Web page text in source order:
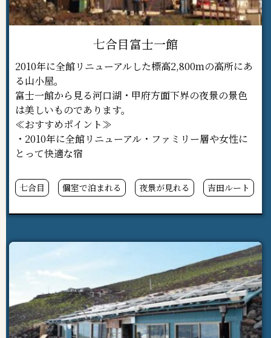
七合目富士一館
2010年に全館リニューアルした標高2,800mの高所にあ
る山小屋。
富士一館から見る河口湖・甲府方面下界の夜景の景色
は美しいものであります。
≪おすすめポイント≫
・2010年に全館リニューアル・ファミリー層や女性に
とって快適な宿
七合目 個室で泊まれる 夜景が見れる 吉田ルート